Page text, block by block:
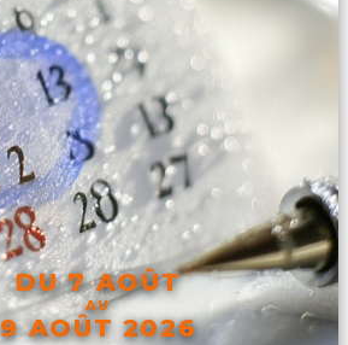
DU 7 AOÛT
AU
9 AOÛT 2026